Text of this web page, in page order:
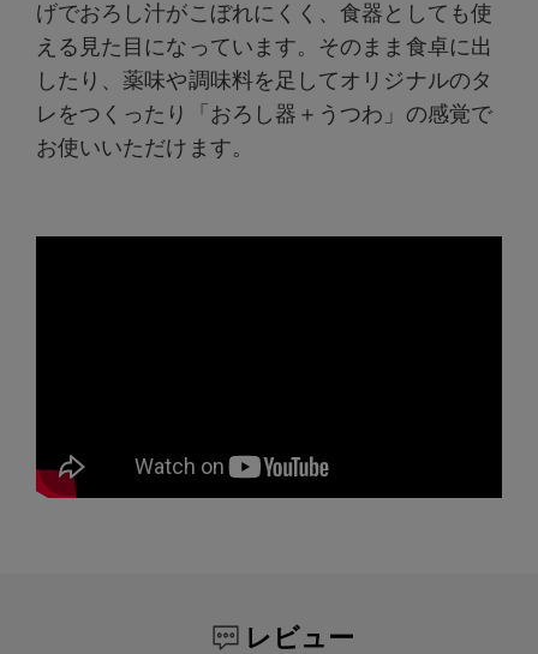
げでおろし汁がこぼれにくく、食器としても使
える見た目になっています。そのまま食卓に出
したり、薬味や調味料を足してオリジナルのタ
レをつくったり「おろし器＋うつわ」の感覚で
お使いいただけます。
レビュー